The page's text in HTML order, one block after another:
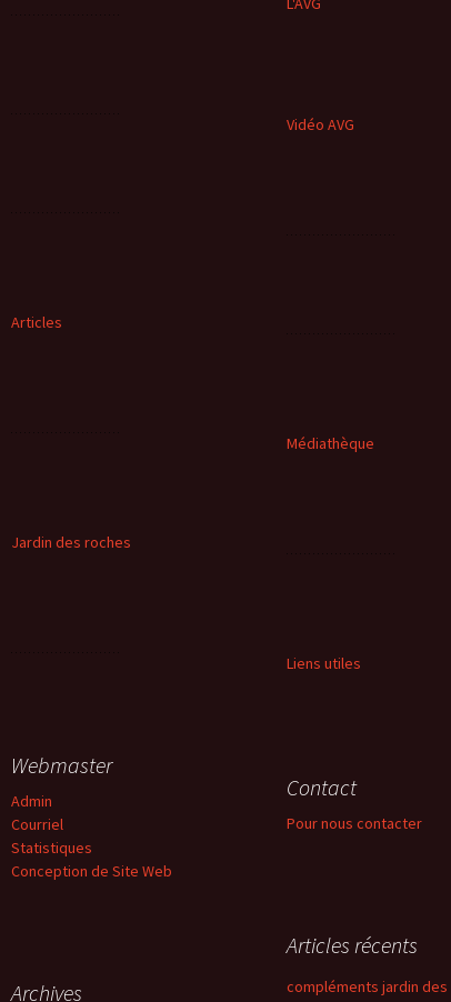
Vidéo AVG
Articles
Médiathèque
Jardin des roches
Liens utiles
Webmaster
Admin
Courriel
Statistiques
Conception de Site Web
Contact
Pour nous contacter
Articles récents
compléments jardin des
Archives